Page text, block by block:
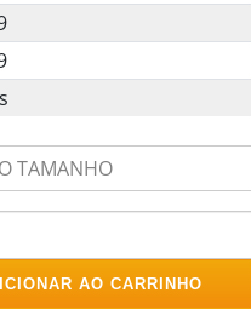
TAMANHO
AO CARRINHO